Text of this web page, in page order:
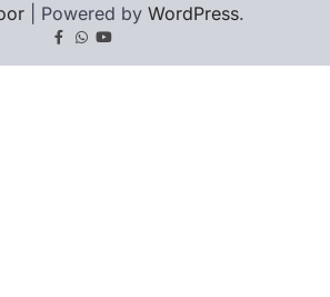
| Powered by WordPress.
Facebook
Whatsapp
youtube